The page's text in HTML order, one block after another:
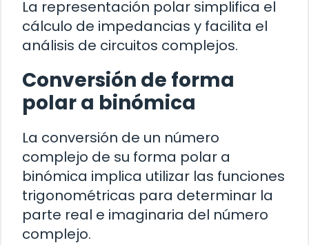
La representación polar simplifica el
cálculo de impedancias y facilita el
análisis de circuitos complejos.
Conversión de forma
polar a binómica
La conversión de un número
complejo de su forma polar a
binómica implica utilizar las funciones
trigonométricas para determinar la
parte real e imaginaria del número
complejo.